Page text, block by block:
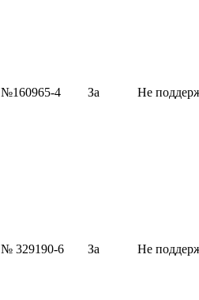
№160965-4 За Не
№ 329190-6 За Не